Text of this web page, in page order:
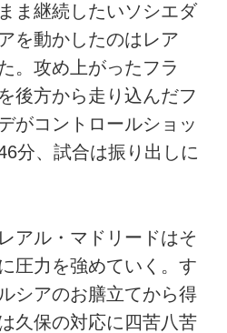
ま継続したいソシエダ
を動かしたのはレア
。攻め上がったフラ
後方から走り込んだフ
がコントロールショッ
分、試合は振り出しに
アル・マドリードはそ
圧力を強めていく。す
シアのお膳立てから得
久保の対応に四苦八苦